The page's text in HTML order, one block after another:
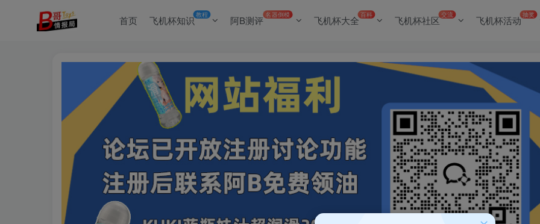
首页 飞机杯知识教程 阿B测评 名器倒模 飞机杯大全百科 飞机杯社区交流 飞机杯活动抽奖